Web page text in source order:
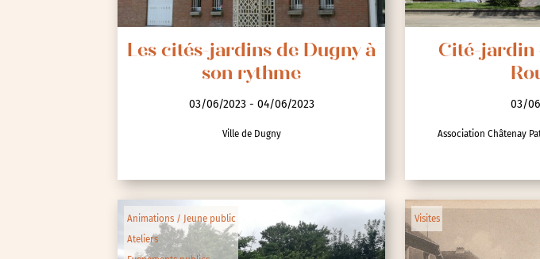
Les cités-jardins de Dugny à
son rythme
03/06/2023 - 04/06/2023
Ville de Dugny
Cité-jardin
03/
Association Châtenay
Animations / Jeune public
Ateliers
Visites